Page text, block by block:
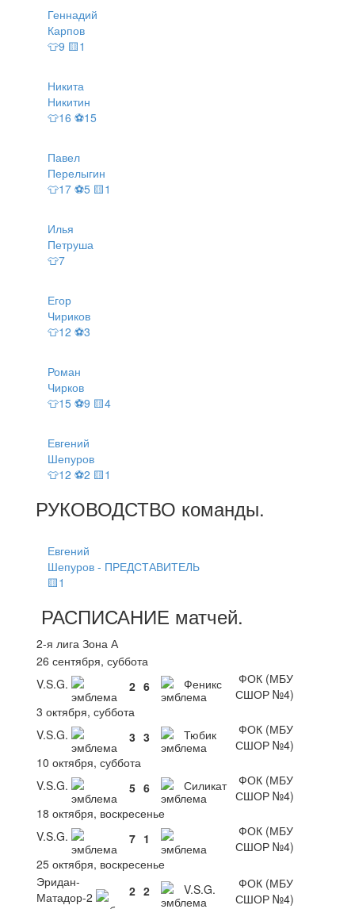
Геннадий
Карпов
👕9 🟨1
Никита
Никитин
👕16 ⚽15
Павел
Перелыгин
👕17 ⚽5 🟨1
Илья
Петруша
👕7
Егор
Чириков
👕12 ⚽3
Роман
Чирков
👕15 ⚽9 🟨4
Евгений
Шепуров
👕12 ⚽2 🟨1
РУКОВОДСТВО команды.
Евгений
Шепуров - ПРЕДСТАВИТЕЛЬ
🟨1
РАСПИСАНИЕ матчей.
2-я лига Зона А
26 сентября, суббота
V.S.G.
2 6 Феникс
ФОК (МБУ
СШОР №4)
3 октября, суббота
V.S.G.
3 3 Тюбик
ФОК (МБУ
СШОР №4)
10 октября, суббота
V.S.G.
5 6 Силикат
ФОК (МБУ
СШОР №4)
18 октября, воскресенье
V.S.G.
7 1
ФОК (МБУ
СШОР №4)
25 октября, воскресенье
Эридан-
Матадор-2
2 2 V.S.G.
ФОК (МБУ
СШОР №4)